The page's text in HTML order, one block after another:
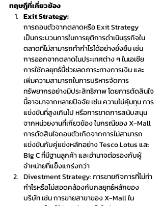
ทฤษฎีที่เกี่ยวข้อง
Exit Strategy:
การถอนตัวจากตลาดหรือ Exit Strategy
เป็นกระบวนการในการยุติการดำเนินธุรกิจใน
ตลาดที่ไม่สามารถทำกำไรได้อย่างยั่งยืน เช่น
การออกจากตลาดในประเทศต่าง ๆ ในเอเชีย
การใช้กลยุทธ์นี้ช่วยลดภาระทางการเงิน และ
เพิ่มความสามารถในการบริหารจัดการ
ทรัพยากรอย่างมีประสิทธิภาพ โดยการตัดสินใจ
นี้อาจมาจากหลายปัจจัย เช่น ความไม่คุ้มทุน การ
แข่งขันที่สูงเกินไป หรือการขาดการสนับสนุน
จากหน่วยงานที่เกี่ยวข้อง ในกรณีของ X-Mall
การตัดสินใจถอนตัวเกิดจากการไม่สามารถ
แข่งขันกับคู่แข่งหลักอย่าง Tesco Lotus และ
Big C ที่มีฐานลูกค้า และอำนาจต่อรองกับผู้
จำหน่ายที่แข็งแกร่งกว่า
Divestment Strategy: การขายกิจการที่ไม่ทำ
กำไรหรือไม่สอดคล้องกับกลยุทธ์หลักของ
บริษัท เช่น การขายสาขาของ X-Mall ใน